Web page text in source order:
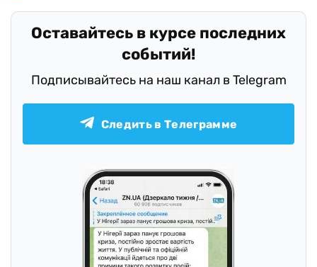
Оставайтесь в курсе последних
событий!
Подписывайтесь на наш канал в Telegram
Следить в Телеграмме